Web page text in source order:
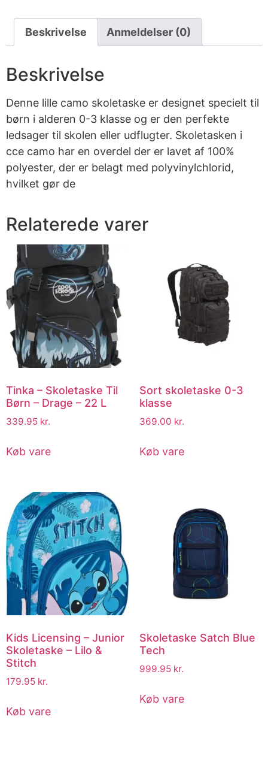
Beskrivelse Anmeldelser (0)
Beskrivelse
Denne lille camo skoletaske er designet specielt til
børn i alderen 0-3 klasse og er den perfekte
ledsager til skolen eller udflugter. Skoletasken i
cce camo har en overdel der er lavet af 100%
polyester, der er belagt med polyvinylchlorid,
hvilket gør de
Relaterede varer
Tinka – Skoletaske Til
Børn – Drage – 22 L
339.95 kr.
Køb vare
Sort skoletaske 0-3
klasse
369.00 kr.
Køb vare
Kids Licensing – Junior
Skoletaske – Lilo &
Stitch
179.95 kr.
Køb vare
Skoletaske Satch Blue
Tech
999.95 kr.
Køb vare